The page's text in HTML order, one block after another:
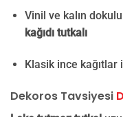
Vinil ve kalın
kağıdı tutkalı
Klasik ince
Dekoros Tavsiyesi